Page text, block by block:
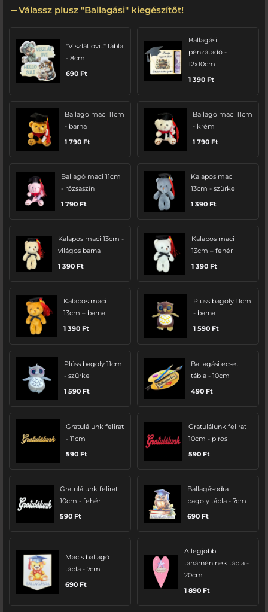
Válassz plusz "Ballagási" kiegészítőt!
"Viszlát ovi..." tábla
- 8cm
690 Ft
Ballagási
pénzátadó -
12x10cm
1 390 Ft
Ballagó maci 11cm
- barna
1 790 Ft
Ballagó maci 11cm
- krém
1 790 Ft
Ballagó maci 11cm
- rózsaszín
1 790 Ft
Kalapos maci
13cm - szürke
1 390 Ft
Kalapos maci 13cm -
világos barna
1 390 Ft
Kalapos maci
13cm – fehér
1 390 Ft
Kalapos maci
13cm – barna
1 390 Ft
Plüss bagoly 11cm
- barna
1 590 Ft
Plüss bagoly 11cm
- szürke
1 590 Ft
Ballagási ecset
tábla - 10cm
490 Ft
Gratulálunk felirat
- 11cm
590 Ft
Gratulálunk felirat
10cm - piros
590 Ft
Gratulálunk felirat
10cm - fehér
590 Ft
Ballagásodra
bagoly tábla - 7cm
690 Ft
Macis ballagó
tábla - 7cm
690 Ft
A legjobb
tanárnéninek tábla -
20cm
1 890 Ft